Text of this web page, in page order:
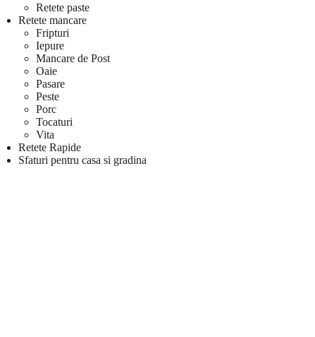
Retete paste
Retete mancare
Fripturi
Iepure
Mancare de Post
Oaie
Pasare
Peste
Porc
Tocaturi
Vita
Retete Rapide
Sfaturi pentru casa si gradina